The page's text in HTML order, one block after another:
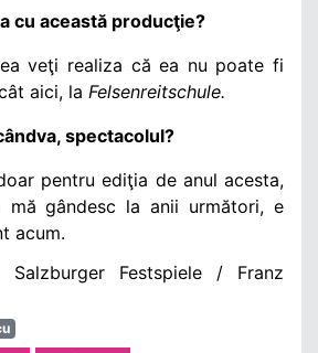
cu această producţie?
veţi realiza că ea nu poate fi
aici, la Felsenreitschule.
spectacolul?
pentru ediţia de anul acesta,
mă gândesc la anii următori, e
acum.
Festspiele / Franz